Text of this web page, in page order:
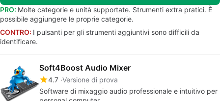
PRO: Molte categorie e unità supportate. Strumenti extra pratici. È
possibile aggiungere le proprie categorie.
CONTRO: I pulsanti per gli strumenti aggiuntivi sono difficili da
identificare.
Soft4Boost Audio Mixer
4.7 Versione di prova
Software di mixaggio audio professionale e intuitivo per